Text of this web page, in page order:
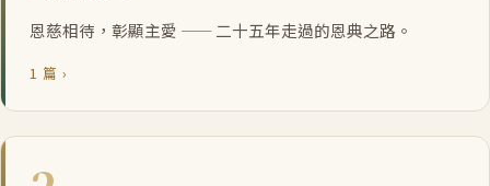
恩慈相待，彰顯主愛 —— 二十五年走過的恩典之路。
1 篇 ›